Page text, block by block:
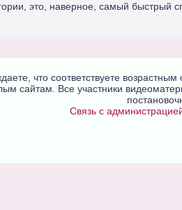
это, наверное, самый быстрый
что соответствуете
сайтам. Все участники
Связь с